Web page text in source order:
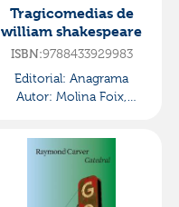
Tragicomedias de
william shakespeare
ISBN:9788433929983
Editorial: Anagrama
Autor: Molina Foix,